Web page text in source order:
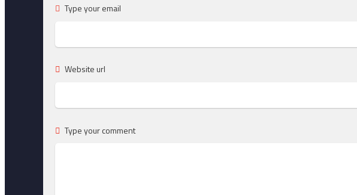
Type your email
Website url
Type your comment